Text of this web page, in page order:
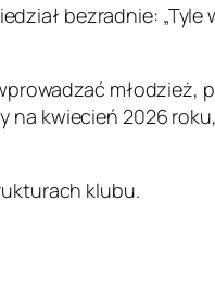
bezradnie: „Tyle
młodzież,
na kwiecień 2026
klubu.